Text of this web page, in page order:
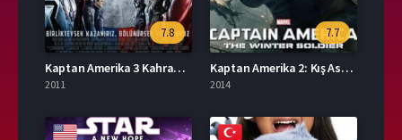
7.8
Kaptan Amerika 3 Kahramanların Savaşı Türkçe Dublaj İzle
2011
7.7
Kaptan Amerika 2: Kış Askeri Full İzle
2014